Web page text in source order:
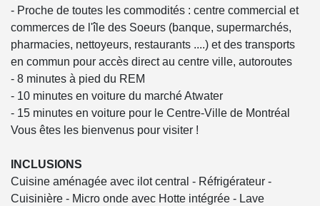
- Proche de toutes les commodités : centre commercial et
commerces de l'île des Soeurs (banque, supermarchés,
pharmacies, nettoyeurs, restaurants ....) et des transports
en commun pour accès direct au centre ville, autoroutes
- 8 minutes à pied du REM
- 10 minutes en voiture du marché Atwater
- 15 minutes en voiture pour le Centre-Ville de Montréal
Vous êtes les bienvenus pour visiter !
INCLUSIONS
Cuisine aménagée avec ilot central - Réfrigérateur -
Cuisinière - Micro onde avec Hotte intégrée - Lave